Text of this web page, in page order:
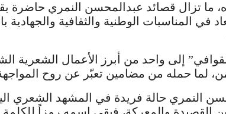
ما تزال قصائد عبدالمحسن النمري حاضرة
في المناسبات الوطنية والثقافية والجهادية
إلى واحد من أبرز الأعمال الشعرية
لما حمله من مضامين تعبّر عن روح المواجهة
النمري حالة فريدة في المشهد الشعري